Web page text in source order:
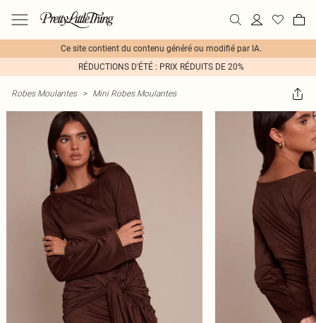
Ce site contient du contenu généré ou modifié par IA.
RÉDUCTIONS D'ÉTÉ : PRIX RÉDUITS DE 20%
Robes Moulantes > Mini Robes Moulantes